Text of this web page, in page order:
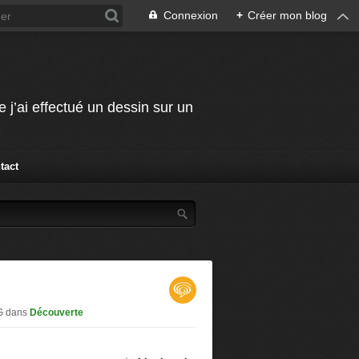
Connexion + Créer mon blog
effectué un dessin sur un
dans Découverte